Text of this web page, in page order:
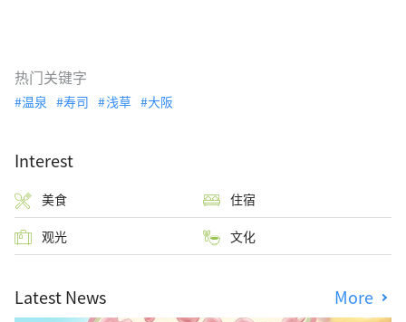
热门关键字
温泉 寿司 浅草 大阪
Interest
美食 住宿
观光 文化
Latest News More